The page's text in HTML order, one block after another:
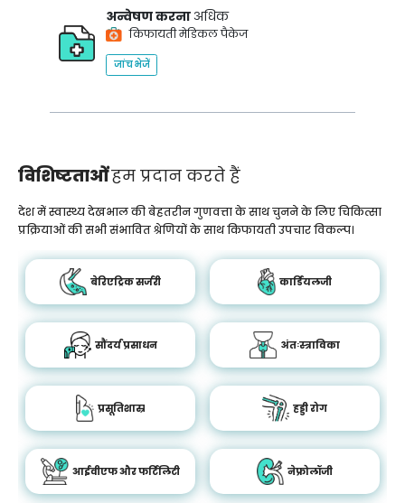
अन्वेषण करना अधिक
किफायती मेडिकल पैकेज
जांच भेजें
विशिष्टताओंहम प्रदान करते हैं
देश में स्वास्थ्य देखभाल की बेहतरीन गुणवत्ता के साथ चुनने के लिए चिकित्सा
प्रक्रियाओं की सभी संभावित श्रेणियों के साथ किफायती उपचार विकल्प।
बेरिएट्रिक सर्जरी कार्डियलजी
सौंदर्य प्रसाधन अंतःस्त्राविका
प्रसूतिशास्र हड्डी रोग
आईवीएफ और फर्टिलिटी नेफ्रोलॉजी